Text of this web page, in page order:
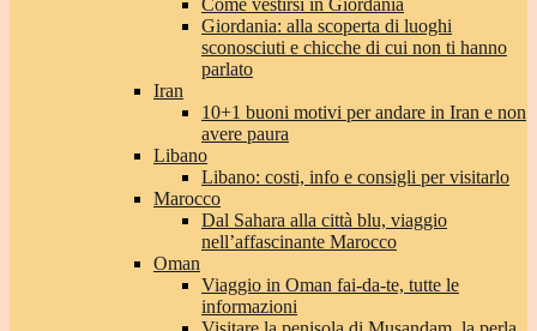
Come vestirsi in Giordania
Giordania: alla scoperta di luoghi
sconosciuti e chicche di cui non ti hanno
parlato
Iran
10+1 buoni motivi per andare in Iran e non
avere paura
Libano
Libano: costi, info e consigli per visitarlo
Marocco
Dal Sahara alla città blu, viaggio
nell’affascinante Marocco
Oman
Viaggio in Oman fai-da-te, tutte le
informazioni